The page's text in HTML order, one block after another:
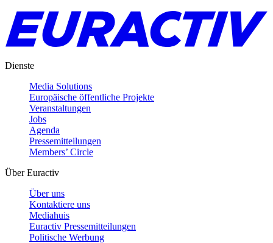
Dienste
Media Solutions
Europäische öffentliche Projekte
Veranstaltungen
Jobs
Agenda
Pressemitteilungen
Members’ Circle
Über Euractiv
Über uns
Kontaktiere uns
Mediahuis
Euractiv Pressemitteilungen
Politische Werbung